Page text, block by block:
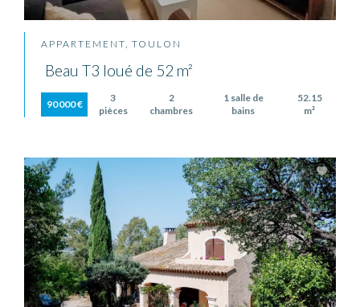
APPARTEMENT, TOULON
Beau T3 loué de 52 m²
90 000 €
3
pièces
2
chambres
1 salle de
bains
52.15
m²